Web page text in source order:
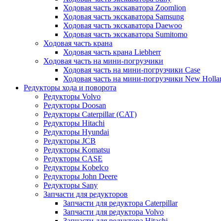
Ходовая часть экскаватора Zoomlion
Ходовая часть экскаватора Samsung
Ходовая часть экскаватора Daewoo
Ходовая часть экскаватора Sumitomo
Ходовая часть крана
Ходовая часть крана Liebherr
Ходовая часть на мини-погрузчики
Ходовая часть на мини-погрузчики Case
Ходовая часть на мини-погрузчики New
Редукторы хода и поворота
Редукторы Volvo
Редукторы Doosan
Редукторы Caterpillar (CAT)
Редукторы Hitachi
Редукторы Hyundai
Редукторы JCB
Редукторы Komatsu
Редукторы CASE
Редукторы Kobelco
Редукторы John Deere
Редукторы Sany
Запчасти для редукторов
Запчасти для редуктора Caterpillar
Запчасти для редуктора Volvo